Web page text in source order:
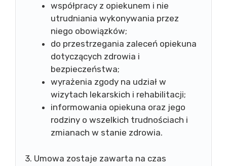
współpracy z opiekunem i nie
utrudniania wykonywania przez
niego obowiązków;
do przestrzegania zaleceń opiekuna
dotyczących zdrowia i
bezpieczeństwa;
wyrażenia zgody na udział w
wizytach lekarskich i rehabilitacji;
informowania opiekuna oraz jego
rodziny o wszelkich trudnościach i
zmianach w stanie zdrowia.
3. Umowa zostaje zawarta na czas